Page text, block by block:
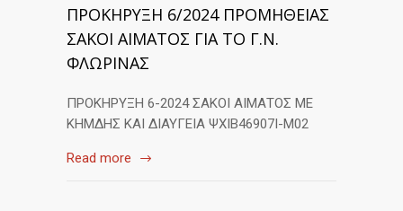
ΠΡΟΚΗΡΥΞΗ 6/2024 ΠΡΟΜΗΘΕΙΑΣ
ΣΑΚΟΙ ΑΙΜΑΤΟΣ ΓΙΑ ΤΟ Γ.Ν.
ΦΛΩΡΙΝΑΣ
ΠΡΟΚΗΡΥΞΗ 6-2024 ΣΑΚΟΙ ΑΙΜΑΤΟΣ ΜΕ
ΚΗΜΔΗΣ ΚΑΙ ΔΙΑΥΓΕΙΑ ΨΧΙΒ46907Ι-Μ02
Read more